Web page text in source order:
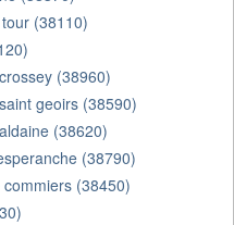
(38110)
(38960)
geoirs (38590)
(38620)
(38790)
(38450)